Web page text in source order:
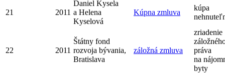
21 2011
Daniel Kysela
a Helena
Kyselová
Kúpna zmluva
kúpa
22 2011
Štátny fond
rozvoja bývania,
Bratislava
záložná zmluva
zriadenie
práva
na
byty